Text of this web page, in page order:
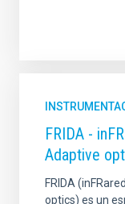
FRIDA -
Adaptive
FRIDA
optics) es un